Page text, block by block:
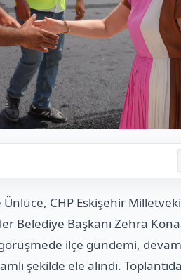
CHP Eskişehir
Belediye Başkanı Zehra
ilçe gündemi,
şekilde ele alındı.